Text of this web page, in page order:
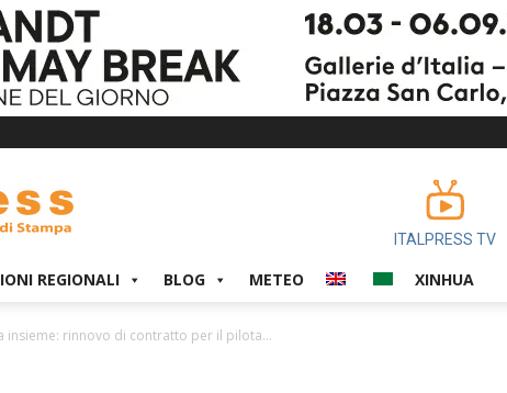
ITALPRESS TV
REGIONALI BLOG METEO XINHUA
insieme: rinnovo di contratto per il pilota...